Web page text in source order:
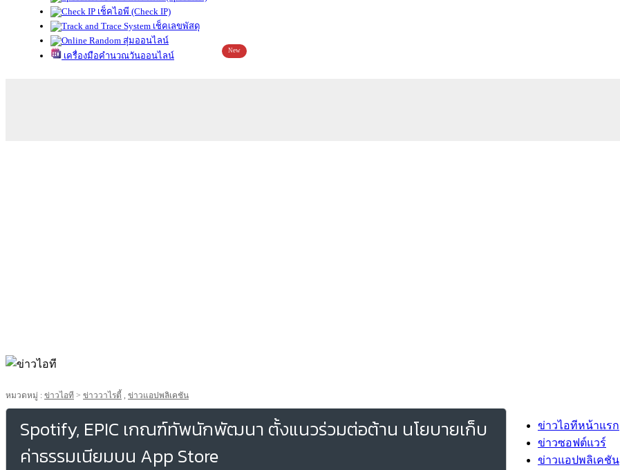
เช็คไอพี (Check IP)
เช็คเลขพัสดุ
สุ่มออนไลน์
เครื่องมือคำนวณวันออนไลน์
New
หมวดหมู่ : ข่าวไอที > ข่าววาไรตี้ , ข่าวแอปพลิเคชัน
Spotify, EPIC เกณฑ์ทัพนักพัฒนา ตั้งแนวร่วมต่อต้าน นโยบายเก็บ
ค่าธรรมเนียมบน App Store
ข่าวไอทีหน้าแรก
ข่าวซอฟต์แวร์
ข่าวแอปพลิเคชัน